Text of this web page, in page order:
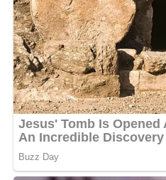
backen. Die fertigen Fladen
Die Fladen können auch mit
anderen Fülle zubereitet
Nach: Polnische Spezialitäten,
Ekonomiczne, Warschau, 2. Auflage 1987
5/5(2 Bewertung)